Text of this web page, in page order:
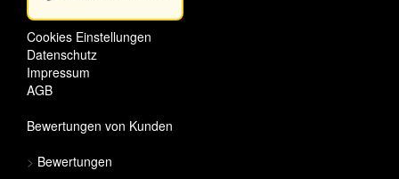
Cookies Einstellungen
Datenschutz
Impressum
AGB
Bewertungen von Kunden
> Bewertungen